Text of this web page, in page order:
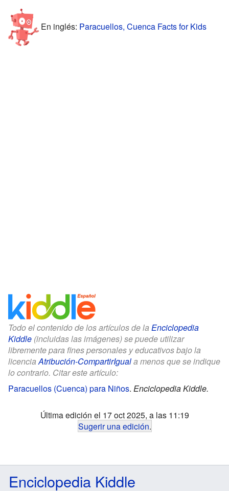
En inglés: Paracuellos, Cuenca Facts for Kids
Todo el contenido de los artículos de la Enciclopedia
Kiddle (incluidas las imágenes) se puede utilizar
libremente para fines personales y educativos bajo la
licenciaAtribución-CompartirIguala menos que se indique
lo contrario. Citar este artículo:
Paracuellos (Cuenca) para Niños. Enciclopedia Kiddle.
Última edición el 17 oct 2025, a las 11:19
Sugerir una edición.
Enciclopedia Kiddle